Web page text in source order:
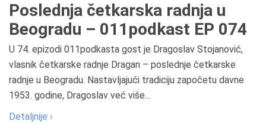
Poslednja četkarska radnja u
Beogradu – 011podkast EP 074
U 74. epizodi 011podkasta gost je Dragoslav Stojanović,
vlasnik četkarske radnje Dragan – poslednje četkarske
radnje u Beogradu. Nastavljajući tradiciju započetu davne
1953. godine, Dragoslav već više...
Detaljnije ›